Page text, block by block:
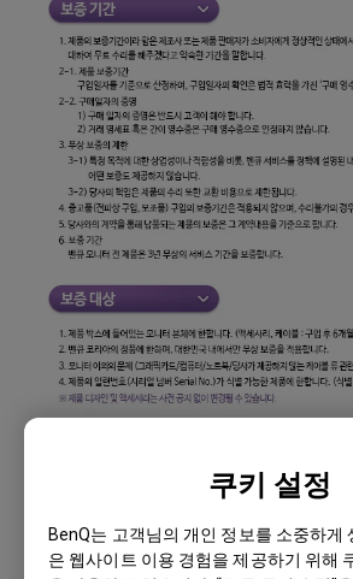
쿠키 설정
BenQ는 고객님의 개인 정보를 소중하게
은 웹사이트 이용 경험을 제공하기 위해